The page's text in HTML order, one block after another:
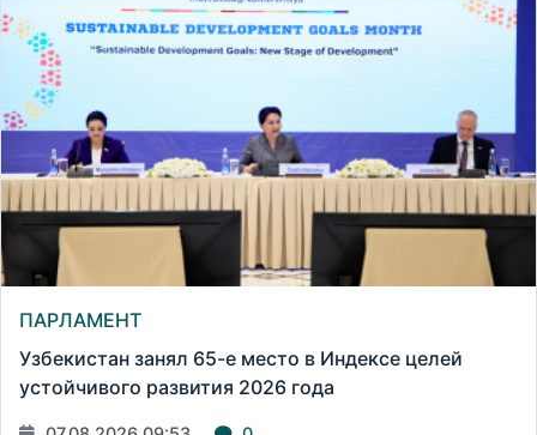
ПАРЛАМЕНТ
Узбекистан занял 65-е место в Индексе целей
устойчивого развития 2026 года